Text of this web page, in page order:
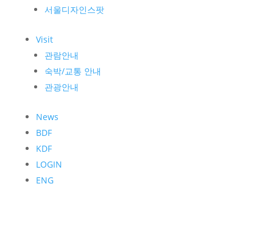
서울디자인스팟
Visit
관람안내
숙박/교통 안내
관광안내
News
BDF
KDF
LOGIN
ENG